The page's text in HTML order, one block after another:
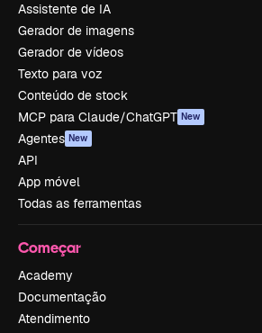
Assistente de IA
Gerador de imagens
Gerador de vídeos
Texto para voz
Conteúdo de stock
MCP para Claude/ChatGPT New
Agentes New
API
App móvel
Todas as ferramentas
Começar
Academy
Documentação
Atendimento